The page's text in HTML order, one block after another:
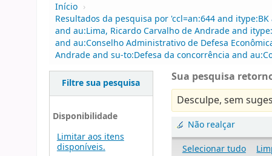
Início ›
Resultados da pesquisa por 'ccl=an:644 and
and au:Lima, Ricardo Carvalho de Andrade and
and au:Conselho Administrativo de Defesa
Andrade and su-to:Defesa da concorrência and
Filtre sua pesquisa
Disponibilidade
Limitar aos itens
disponíveis.
Sua pesquisa
Desculpe, sem
Não realçar
Selecionar tudo